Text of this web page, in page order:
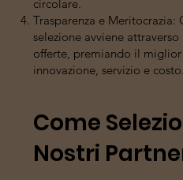
circolare.
Trasparenza e Meritocrazia:
selezione avviene
offerte, premiando il
innovazione, servizio e costo.
Come
Nostri